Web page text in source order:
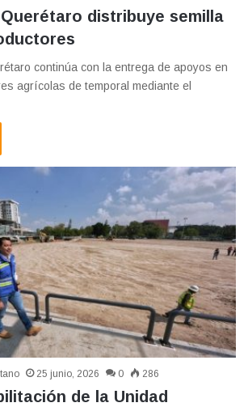
distribuye semilla
continúa con la entrega de apoyos en
agrícolas de temporal mediante el
25 junio, 2026 0 286
de la Unidad